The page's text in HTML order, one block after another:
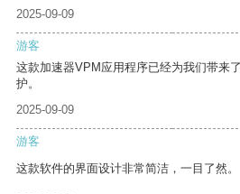
2025-09-09
游客
这款加速器VPM应用程序已经为我们带来
护。
2025-09-09
游客
这款软件的界面设计非常简洁，一目了然。